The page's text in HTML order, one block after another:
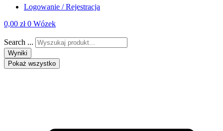
Logowanie / Rejestracja
0,00 zł 0 Wózek
Search ...
Wyniki
Pokaż wszystko